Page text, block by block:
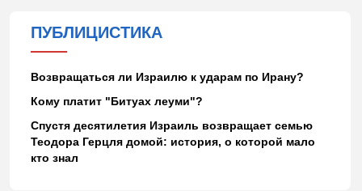
ПУБЛИЦИСТИКА
Возвращаться ли Израилю к ударам по Ирану?
Кому платит "Битуах леуми"?
Спустя десятилетия Израиль возвращает семью
Теодора Герцля домой: история, о которой мало
кто знал